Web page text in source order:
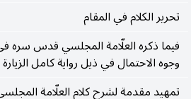
تحرير الكلام في المقام
فيما ذكره العلّامة المجلسي قدس سره
وجوه الاحتمال في ذيل رواية كامل الزيارة
تمهيد مقدمة لشرح كلام العلّامة
(١٣١٨ هـ).
مؤلفاته